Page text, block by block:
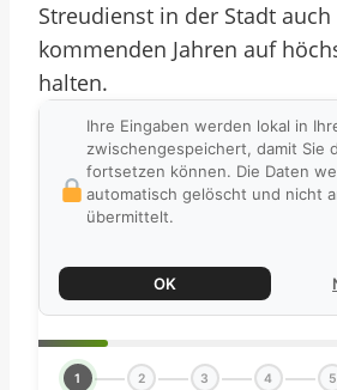
Streudienst in der Stadt
kommenden Jahren auf
halten.
Ihre Eingaben werden lokal in
zwischengespeichert, damit Sie
fortsetzen können. Die Daten
automatisch gelöscht und nicht
übermittelt.
OK
1 2 3 4 5